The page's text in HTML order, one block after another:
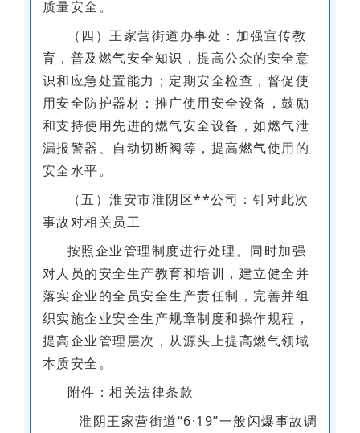
质量安全。
（四）王家营街道办事处：加强宣传教
育，普及燃气安全知识，提高公众的安全意
识和应急处置能力；定期安全检查，督促使
用安全防护器材；推广使用安全设备，鼓励
和支持使用先进的燃气安全设备，如燃气泄
漏报警器、自动切断阀等，提高燃气使用的
安全水平。
（五）淮安市淮阴区**公司：针对此次
事故对相关员工
按照企业管理制度进行处理。同时加强
对人员的安全生产教育和培训，建立健全并
落实企业的全员安全生产责任制，完善并组
织实施企业安全生产规章制度和操作规程，
提高企业管理层次，从源头上提高燃气领域
本质安全。
附件：相关法律条款
淮阴王家营街道“6·19”一般闪爆事故调